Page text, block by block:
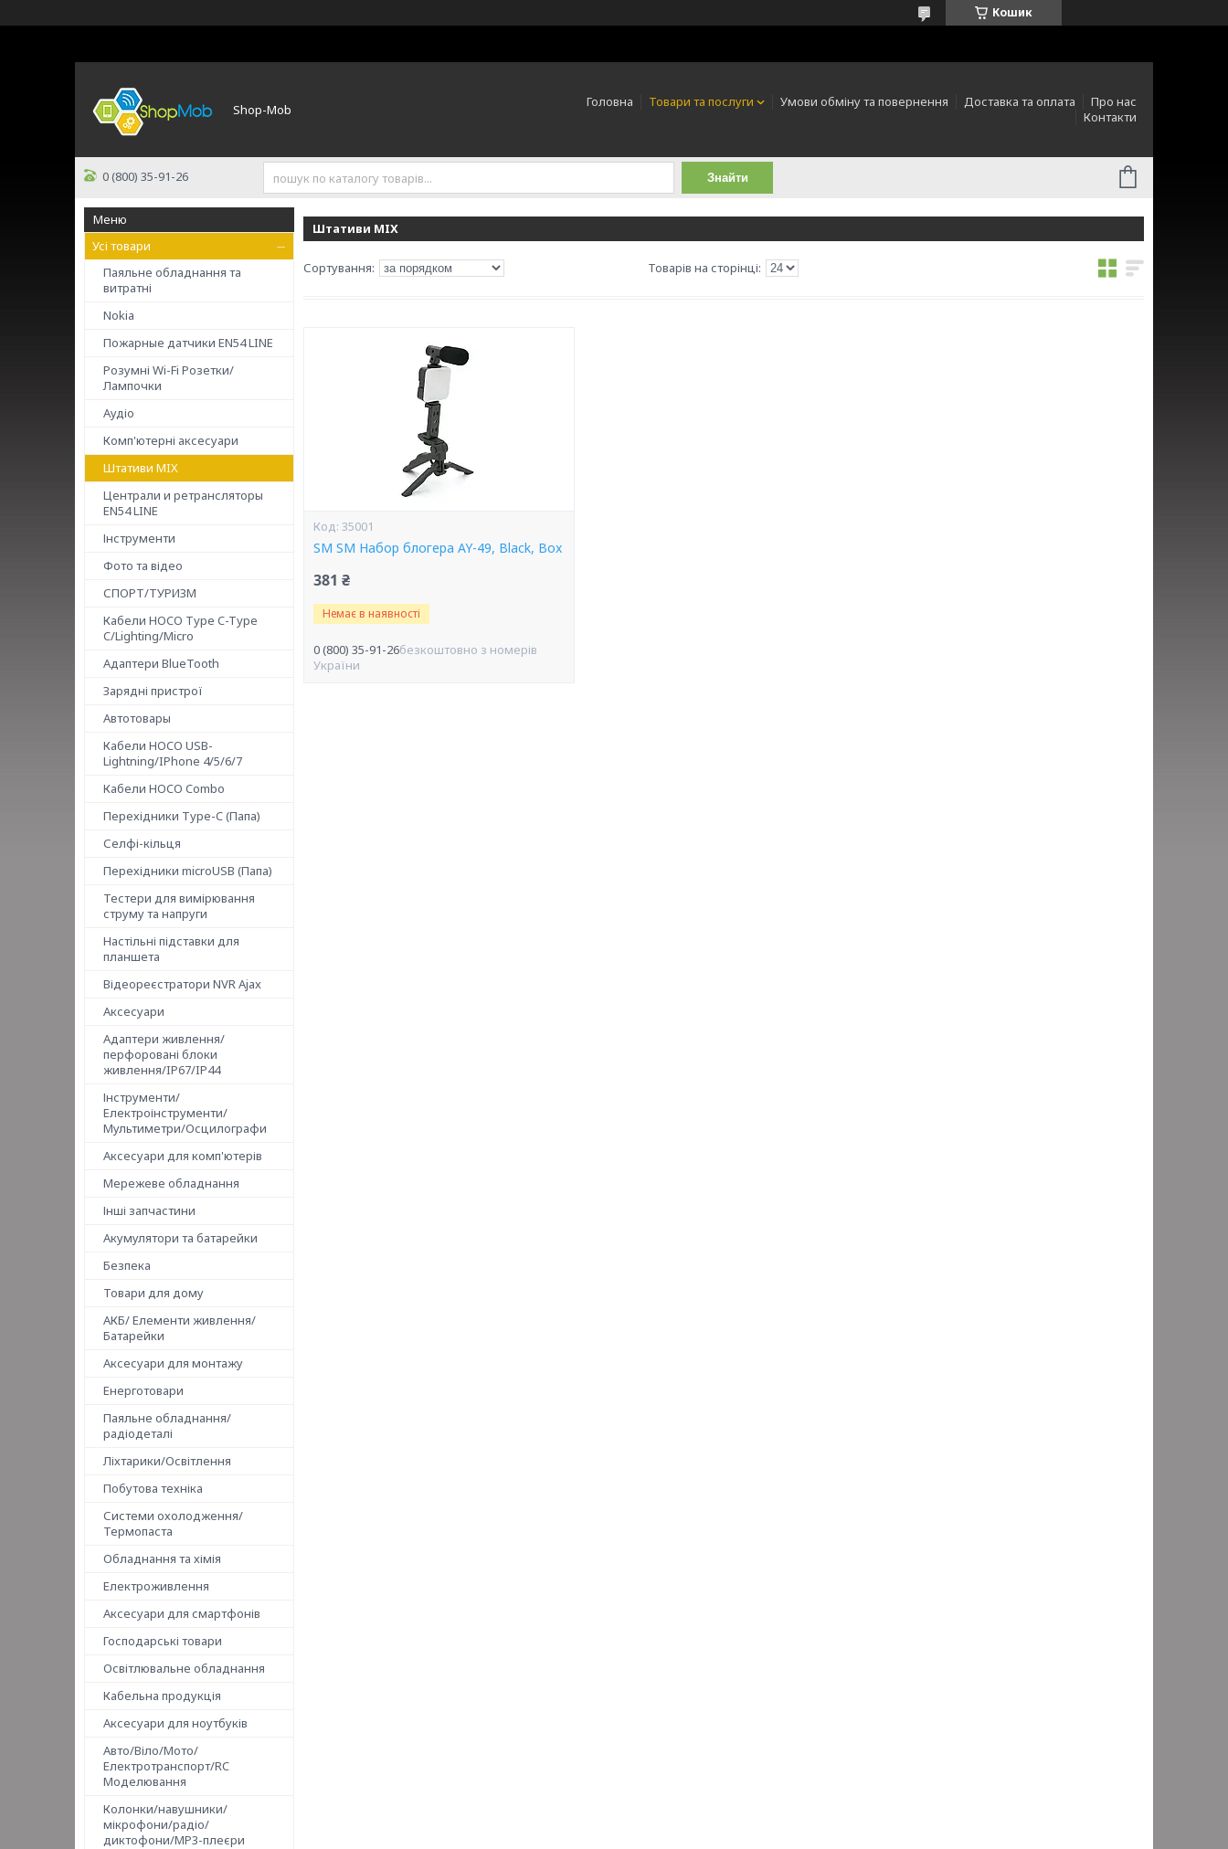
Кошик
Shop-Mob Головна Товари та послуги Умови обміну та повернення Доставка та оплата
Про нас
Контакти
0 (800) 35-91-26 Знайти
Усі товари
Паяльне обладнання та
витратні
Nokia
Пожарные датчики ЕN54 LINE
Розумні Wi-Fi Розетки/
Лампочки
Аудіо
Комп'ютерні аксесуари
Штативи MIX
Централи и ретрансляторы
EN54 LINE
Інструменти
Фото та відео
СПОРТ/ТУРИЗМ
Кабели HOCO Type C-Type
C/Lighting/Micro
Адаптери BlueTooth
Зарядні пристрої
Автотовары
Кабели HOCO USB-
Lightning/IPhone 4/5/6/7
Кабели HOCO Combo
Перехідники Type-C (Папа)
Селфі-кільця
Перехідники microUSB (Папа)
Тестери для вимірювання
струму та напруги
Настільні підставки для
планшета
Відеореєстратори NVR Ajax
Аксесуари
Адаптери живлення/
перфоровані блоки
живлення/IP67/IP44
Інструменти/
Електроінструменти/
Мультиметри/Осцилографи
Аксесуари для комп'ютерів
Мережеве обладнання
Інші запчастини
Акумулятори та батарейки
Безпека
Товари для дому
АКБ/ Елементи живлення/
Батарейки
Аксесуари для монтажу
Енерготовари
Паяльне обладнання/
радіодеталі
Ліхтарики/Освітлення
Побутова техніка
Системи охолодження/
Термопаста
Обладнання та хімія
Електроживлення
Аксесуари для смартфонів
Господарські товари
Освітлювальне обладнання
Кабельна продукція
Аксесуари для ноутбуків
Авто/Віло/Мото/
Електротранспорт/RC
Моделювання
Колонки/навушники/
мікрофони/радіо/
диктофони/MP3-плеєри
Штативи MIX
35001
SM SM Набор блогера AY-49, Black, Box
381 ₴
Немає в наявності
0 (800) 35-91-26безкоштовно з номерів
України